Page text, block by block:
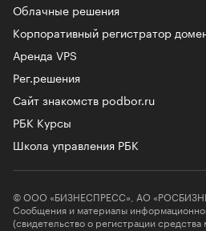
Облачные решения
Корпоративный регистратор
Аренда VPS
Рег.решения
Сайт знакомств podbor.ru
РБК Курсы
Школа управления РБК
© ООО «БИЗНЕСПРЕСС», АО
Сообщения и материалы
(свидетельство о регистрации